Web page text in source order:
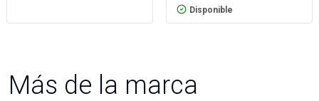
Disponible
Más de la marca